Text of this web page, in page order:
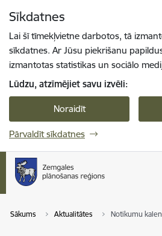
Sīkdatnes
Lai šī tīmekļvietne darbotos, tā
sīkdatnes. Ar Jūsu piekrišanu
izmantotas statistikas un sociālo
Lūdzu, atzīmējiet savu izvēli:
Noraidīt
Pārvaldīt sīkdatnes
Sākums Aktualitātes Notikumu